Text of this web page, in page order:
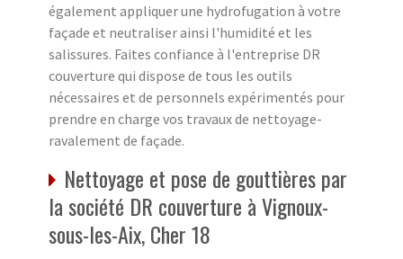
également appliquer une hydrofugation à votre
façade et neutraliser ainsi l'humidité et les
salissures. Faites confiance à l'entreprise DR
couverture qui dispose de tous les outils
nécessaires et de personnels expérimentés pour
prendre en charge vos travaux de nettoyage-
ravalement de façade.
Nettoyage et pose de gouttières par
la société DR couverture à Vignoux-
sous-les-Aix, Cher 18